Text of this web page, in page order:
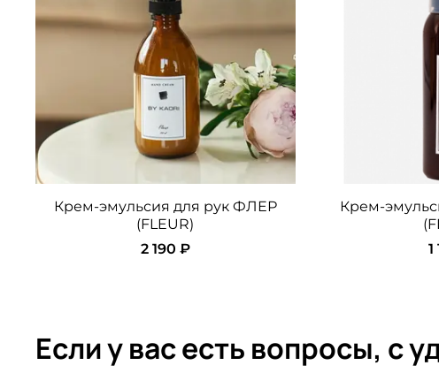
Крем-эмульсия для рук ФЛЕР
(FLEUR)
2 190 ₽
Крем-
1
Если у вас есть вопросы, с